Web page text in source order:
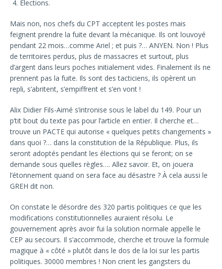
Elections.
Mais non, nos chefs du CPT acceptent les postes mais
feignent prendre la fuite devant la mécanique. Ils ont louvoyé
pendant 22 mois…comme Ariel ; et puis ?… ANYEN. Non ! Plus
de territoires perdus, plus de massacres et surtout, plus
d’argent dans leurs poches initialement vides. Finalement ils ne
prennent pas la fuite. Ils sont des tacticiens, ils opèrent un
repli, s’abritent, s’empiffrent et s’en vont !
Alix Didier Fils-Aimé s’intronise sous le label du 149. Pour un
p’tit bout du texte pas pour l’article en entier. Il cherche et…
trouve un PACTE qui autorise « quelques petits changements »
dans quoi ?… dans la constitution de la République. Plus, ils
seront adoptés pendant les élections qui se feront; on se
demande sous quelles règles…. Allez savoir. Et, on jouera
l’étonnement quand on sera face au désastre ? À cela aussi le
GREH dit non.
On constate le désordre des 320 partis politiques ce que les
modifications constitutionnelles auraient résolu. Le
gouvernement après avoir fui la solution normale appelle le
CEP au secours. Il s’accommode, cherche et trouve la formule
magique à « côté » plutôt dans le dos de la loi sur les partis
politiques. 30000 membres ! Non crient les gangsters du